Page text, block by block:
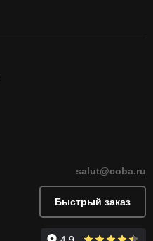
salut@coba.ru
Быстрый заказ